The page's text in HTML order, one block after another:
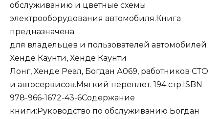
обслуживанию и цветные схемы
электрооборудования автомобиля.Книга
предназначена
для владельцев и пользователей автомобилей
Хенде Каунти, Хенде Каунти
Лонг, Хенде Реал, Богдан А069, работников СТО
и автосервисов.Мягкий переплет. 194 стр.ISBN
978-966-1672-43-6Содержание
книги:Руководство по обслуживанию Богдан